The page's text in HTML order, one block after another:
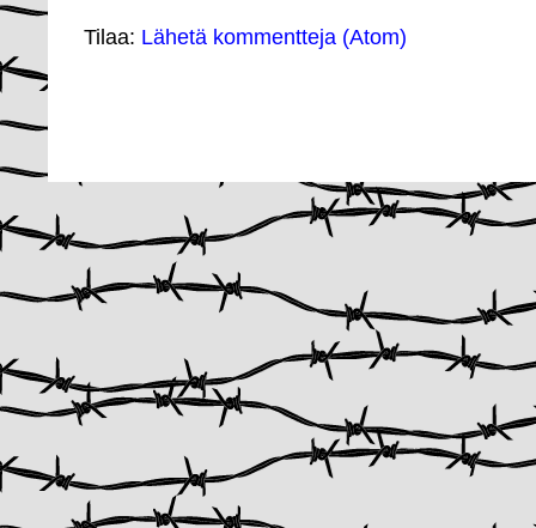
Tilaa: Lähetä kommentteja (Atom)